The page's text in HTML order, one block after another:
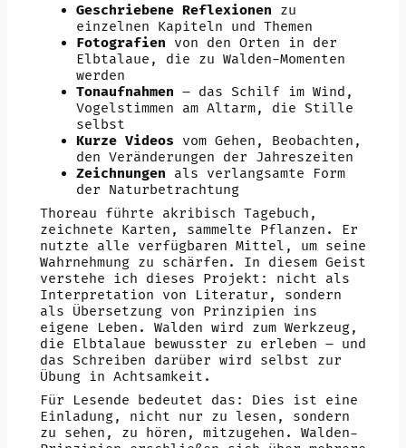
Geschriebene Reflexionen zu
einzelnen Kapiteln und Themen
Fotografien von den Orten in der
Elbtalaue, die zu Walden-Momenten
werden
Tonaufnahmen – das Schilf im Wind,
Vogelstimmen am Altarm, die Stille
selbst
Kurze Videos vom Gehen, Beobachten,
den Veränderungen der Jahreszeiten
Zeichnungen als verlangsamte Form
der Naturbetrachtung
Thoreau führte akribisch Tagebuch,
zeichnete Karten, sammelte Pflanzen. Er
nutzte alle verfügbaren Mittel, um seine
Wahrnehmung zu schärfen. In diesem Geist
verstehe ich dieses Projekt: nicht als
Interpretation von Literatur, sondern
als Übersetzung von Prinzipien ins
eigene Leben. Walden wird zum Werkzeug,
die Elbtalaue bewusster zu erleben – und
das Schreiben darüber wird selbst zur
Übung in Achtsamkeit.
Für Lesende bedeutet das: Dies ist eine
Einladung, nicht nur zu lesen, sondern
zu sehen, zu hören, mitzugehen. Walden-